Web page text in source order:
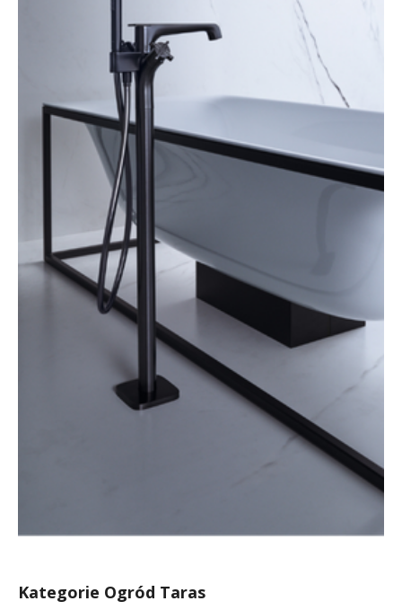
Kategorie Ogród Taras